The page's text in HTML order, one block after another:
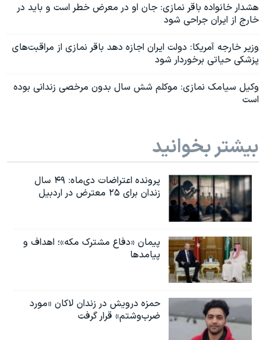
هشدار خانواده باقر نمازی: جان او در معرض خطر است و باید در
خارج از ایران جراحی شود
وزیر خارجه آمریکا: دولت ایران اجازه دهد باقر نمازی از مراقبت‌های
پزشکی حیاتی برخوردار شود
وکیل سیامک نمازی: موکلم شش سال بدون مرخصی زندانی بوده
است
بیشتر بخوانید
پرونده اعتراضات دی‌ماه: ۴۹ سال
زندان برای ۲۵ معترض در اردبیل
پیمان «دفاع مشترک مکه»؛ اهداف و
پیامدها
حمزه درویش در زندان لاکان «مورد
ضرب‌وشتم» قرار گرفت